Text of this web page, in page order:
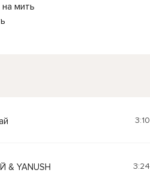
мить
3:10
& YANUSH 3:24